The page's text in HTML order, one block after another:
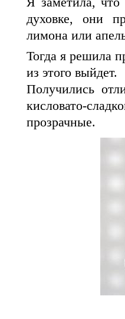
духовке, они
лимона или
Тогда я решила
из этого выйдет.
Получились
кисловато-
прозрачные.